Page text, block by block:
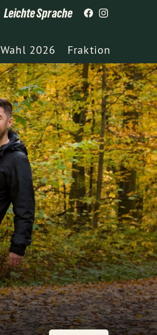
Leichte Sprache
Wahl 2026 Fraktion